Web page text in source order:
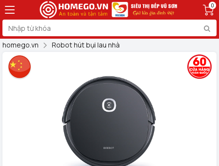
0
homego.vn Robot hút bụi lau nhà